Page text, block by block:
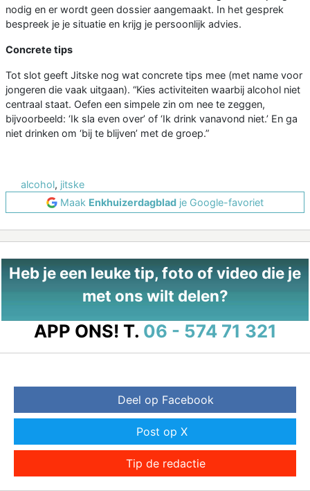
nodig en er wordt geen dossier aangemaakt. In het gesprek
bespreek je je situatie en krijg je persoonlijk advies.
Concrete tips
Tot slot geeft Jitske nog wat concrete tips mee (met name voor
jongeren die vaak uitgaan). “Kies activiteiten waarbij alcohol niet
centraal staat. Oefen een simpele zin om nee te zeggen,
bijvoorbeeld: ‘Ik sla even over’ of ‘Ik drink vanavond niet.’ En ga
niet drinken om ‘bij te blijven’ met de groep.”
alcohol, jitske
Maak Enkhuizerdagblad je Google-favoriet
Heb je een leuke tip, foto of video die je
met ons wilt delen?
APP ONS! T. 06 - 574 71 321
Deel op Facebook
Post op X
Tip de redactie